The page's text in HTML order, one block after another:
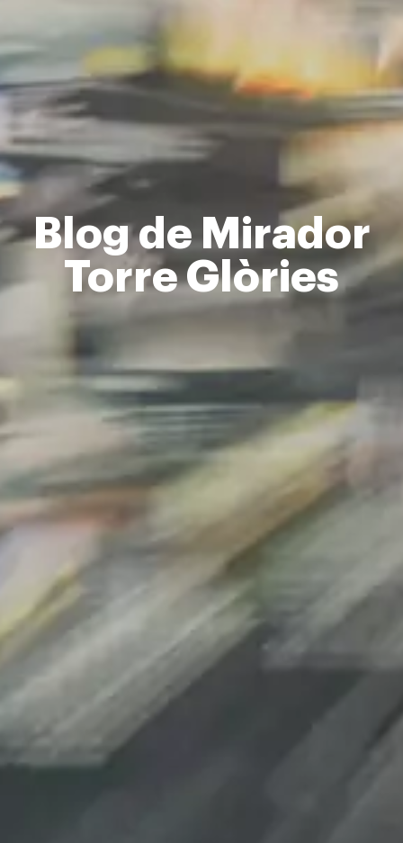
Blog de Mirador
Torre Glòries